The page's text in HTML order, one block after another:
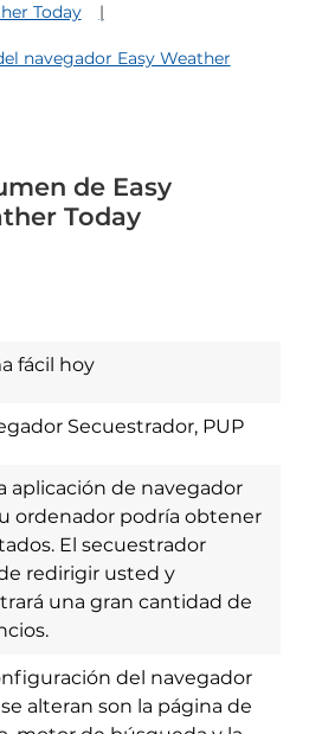
Today
navegador Easy Weather
de Easy
Today
fácil hoy
Secuestrador, PUP
aplicación de navegador
ordenador podría obtener
El secuestrador
redirigir usted y
una gran cantidad de
del navegador
alteran son la página de